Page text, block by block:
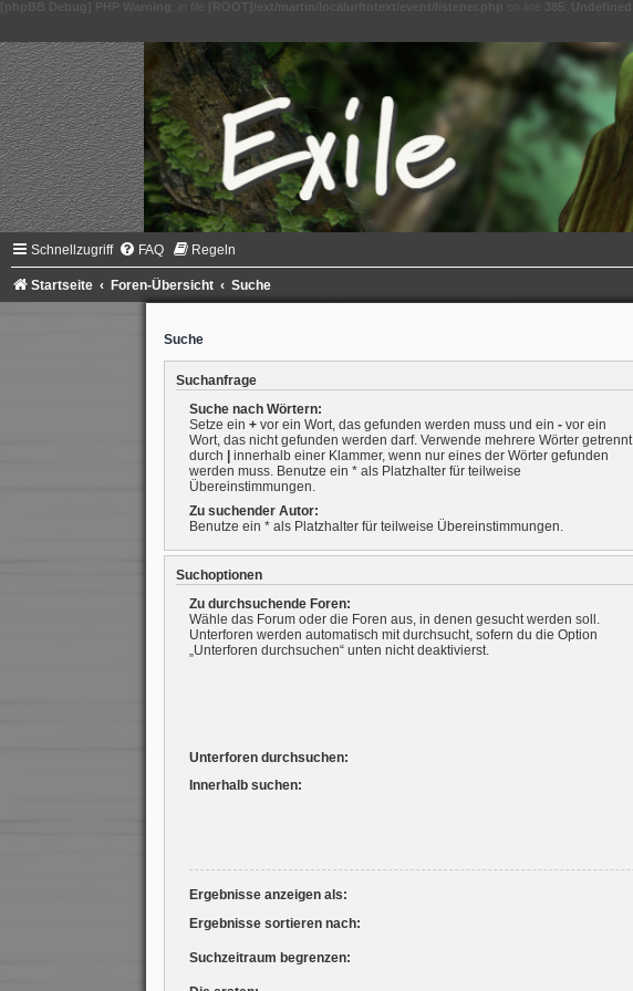
Schnellzugriff FAQ Regeln
Startseite Foren-Übersicht Suche
Suche
Suchanfrage
Suche nach Wörtern:
Setze ein +vor ein Wort, das gefunden werden muss und ein -vor ein
Wort, das nicht gefunden werden darf. Verwende mehrere Wörter getrennt
durch
innerhalb einer Klammer, wenn nur eines der Wörter gefunden
werden muss. Benutze ein * als Platzhalter für teilweise
Übereinstimmungen.
Zu suchender Autor:
Benutze ein * als Platzhalter für teilweise Übereinstimmungen.
Suchoptionen
Zu durchsuchende Foren:
Wähle das Forum oder die Foren aus, in denen gesucht werden soll.
Unterforen werden automatisch mit durchsucht, sofern du die Option
„Unterforen durchsuchen“ unten nicht deaktivierst.
Unterforen durchsuchen:
Innerhalb suchen:
Ergebnisse anzeigen als:
Ergebnisse sortieren nach:
Suchzeitraum begrenzen: